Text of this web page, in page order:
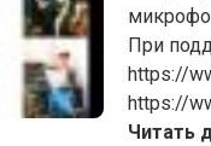
При
https://
https://
Читать